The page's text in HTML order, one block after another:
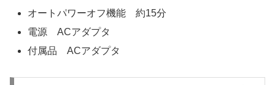
オートパワーオフ機能 約15分
電源 ACアダプタ
付属品 ACアダプタ